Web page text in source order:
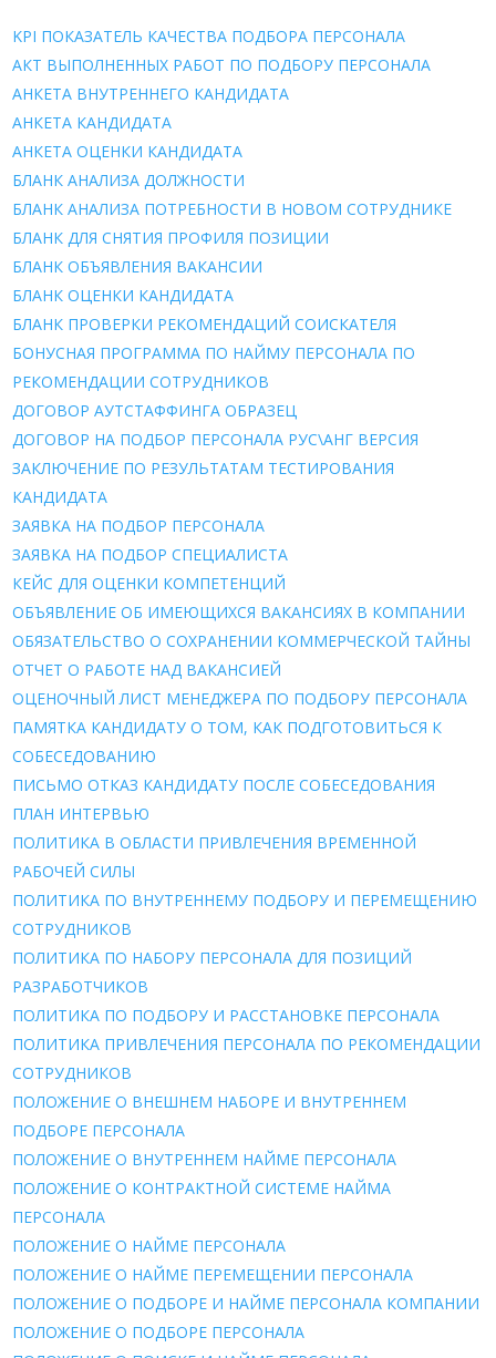
KPI ПОКАЗАТЕЛЬ КАЧЕСТВА ПОДБОРА ПЕРСОНАЛА
АКТ ВЫПОЛНЕННЫХ РАБОТ ПО ПОДБОРУ ПЕРСОНАЛА
АНКЕТА ВНУТРЕННЕГО КАНДИДАТА
АНКЕТА КАНДИДАТА
АНКЕТА ОЦЕНКИ КАНДИДАТА
БЛАНК АНАЛИЗА ДОЛЖНОСТИ
БЛАНК АНАЛИЗА ПОТРЕБНОСТИ В НОВОМ СОТРУДНИКЕ
БЛАНК ДЛЯ СНЯТИЯ ПРОФИЛЯ ПОЗИЦИИ
БЛАНК ОБЪЯВЛЕНИЯ ВАКАНСИИ
БЛАНК ОЦЕНКИ КАНДИДАТА
БЛАНК ПРОВЕРКИ РЕКОМЕНДАЦИЙ СОИСКАТЕЛЯ
БОНУСНАЯ ПРОГРАММА ПО НАЙМУ ПЕРСОНАЛА ПО
РЕКОМЕНДАЦИИ СОТРУДНИКОВ
ДОГОВОР АУТСТАФФИНГА ОБРАЗЕЦ
ДОГОВОР НА ПОДБОР ПЕРСОНАЛА РУС\АНГ ВЕРСИЯ
ЗАКЛЮЧЕНИЕ ПО РЕЗУЛЬТАТАМ ТЕСТИРОВАНИЯ
КАНДИДАТА
ЗАЯВКА НА ПОДБОР ПЕРСОНАЛА
ЗАЯВКА НА ПОДБОР СПЕЦИАЛИСТА
КЕЙС ДЛЯ ОЦЕНКИ КОМПЕТЕНЦИЙ
ОБЪЯВЛЕНИЕ ОБ ИМЕЮЩИХСЯ ВАКАНСИЯХ В КОМПАНИИ
ОБЯЗАТЕЛЬСТВО О СОХРАНЕНИИ КОММЕРЧЕСКОЙ ТАЙНЫ
ОТЧЕТ О РАБОТЕ НАД ВАКАНСИЕЙ
ОЦЕНОЧНЫЙ ЛИСТ МЕНЕДЖЕРА ПО ПОДБОРУ ПЕРСОНАЛА
ПАМЯТКА КАНДИДАТУ О ТОМ, КАК ПОДГОТОВИТЬСЯ К
СОБЕСЕДОВАНИЮ
ПИСЬМО ОТКАЗ КАНДИДАТУ ПОСЛЕ СОБЕСЕДОВАНИЯ
ПЛАН ИНТЕРВЬЮ
ПОЛИТИКА В ОБЛАСТИ ПРИВЛЕЧЕНИЯ ВРЕМЕННОЙ
РАБОЧЕЙ СИЛЫ
ПОЛИТИКА ПО ВНУТРЕННЕМУ ПОДБОРУ И ПЕРЕМЕЩЕНИЮ
СОТРУДНИКОВ
ПОЛИТИКА ПО НАБОРУ ПЕРСОНАЛА ДЛЯ ПОЗИЦИЙ
РАЗРАБОТЧИКОВ
ПОЛИТИКА ПО ПОДБОРУ И РАССТАНОВКЕ ПЕРСОНАЛА
ПОЛИТИКА ПРИВЛЕЧЕНИЯ ПЕРСОНАЛА ПО РЕКОМЕНДАЦИИ
СОТРУДНИКОВ
ПОЛОЖЕНИЕ О ВНЕШНЕМ НАБОРЕ И ВНУТРЕННЕМ
ПОДБОРЕ ПЕРСОНАЛА
ПОЛОЖЕНИЕ О ВНУТРЕННЕМ НАЙМЕ ПЕРСОНАЛА
ПОЛОЖЕНИЕ О КОНТРАКТНОЙ СИСТЕМЕ НАЙМА
ПЕРСОНАЛА
ПОЛОЖЕНИЕ О НАЙМE ПЕРСОНАЛА
ПОЛОЖЕНИЕ О НАЙМЕ ПЕРЕМЕЩЕНИИ ПЕРСОНАЛА
ПОЛОЖЕНИЕ О ПОДБОРЕ И НАЙМЕ ПЕРСОНАЛА КОМПАНИИ
ПОЛОЖЕНИЕ О ПОДБОРЕ ПЕРСОНАЛА